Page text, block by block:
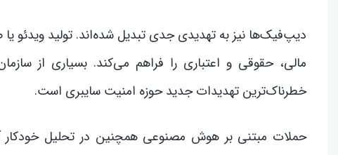
دیپ‌فیک‌ها نیز به تهدیدی جدی تبدیل شده‌اند. تولید ویدئو
مالی، حقوقی و اعتباری را فراهم می‌کند. بسیاری از
خطرناک‌ترین تهدیدات جدید حوزه امنیت سایبری است.
حملات مبتنی بر هوش مصنوعی همچنین در تحلیل خودکار